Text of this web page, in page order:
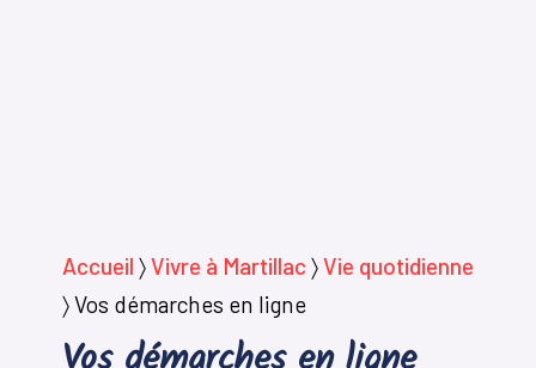
Accueil 〉Vivre à Martillac 〉Vie quotidienne
〉Vos démarches en ligne